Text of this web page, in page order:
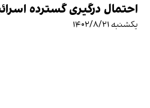
احتمال درگیری گسترده
یکشنبه ۱۴۰۲/۸/۲۱